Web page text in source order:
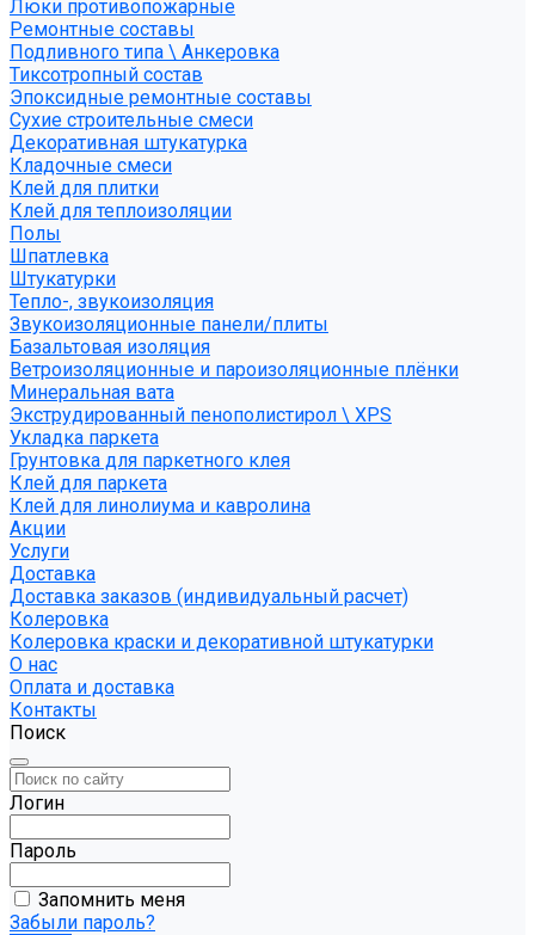
Люки противопожарные
Ремонтные составы
Подливного типа \ Анкеровка
Тиксотропный состав
Эпоксидные ремонтные составы
Сухие строительные смеси
Декоративная штукатурка
Кладочные смеси
Клей для плитки
Клей для теплоизоляции
Полы
Шпатлевка
Штукатурки
Тепло-, звукоизоляция
Звукоизоляционные панели/плиты
Базальтовая изоляция
Ветроизоляционные и пароизоляционные плёнки
Минеральная вата
Экструдированный пенополистирол \ XPS
Укладка паркета
Грунтовка для паркетного клея
Клей для паркета
Клей для линолиума и кавролина
Акции
Услуги
Доставка
Доставка заказов (индивидуальный расчет)
Колеровка
Колеровка краски и декоративной штукатурки
О нас
Оплата и доставка
Контакты
Поиск
Логин
Пароль
Запомнить меня
Забыли пароль?